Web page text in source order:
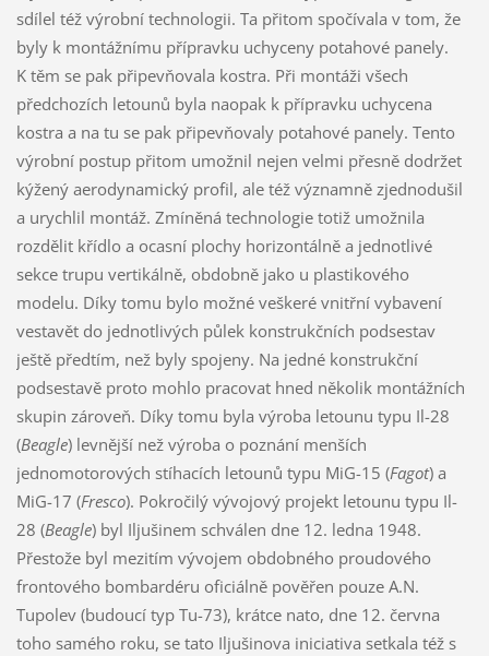
sdílel též výrobní technologii. Ta přitom spočívala v tom, že
byly k montážnímu přípravku uchyceny potahové panely.
K těm se pak připevňovala kostra. Při montáži všech
předchozích letounů byla naopak k přípravku uchycena
kostra a na tu se pak připevňovaly potahové panely. Tento
výrobní postup přitom umožnil nejen velmi přesně dodržet
kýžený aerodynamický profil, ale též významně zjednodušil
a urychlil montáž. Zmíněná technologie totiž umožnila
rozdělit křídlo a ocasní plochy horizontálně a jednotlivé
sekce trupu vertikálně, obdobně jako u plastikového
modelu. Díky tomu bylo možné veškeré vnitřní vybavení
vestavět do jednotlivých půlek konstrukčních podsestav
ještě předtím, než byly spojeny. Na jedné konstrukční
podsestavě proto mohlo pracovat hned několik montážních
skupin zároveň. Díky tomu byla výroba letounu typu Il-28
(Beagle) levnější než výroba o poznání menších
jednomotorových stíhacích letounů typu MiG-15 (Fagot) a
MiG-17 (Fresco). Pokročilý vývojový projekt letounu typu Il-
28 (Beagle) byl Iljušinem schválen dne 12. ledna 1948.
Přestože byl mezitím vývojem obdobného proudového
frontového bombardéru oficiálně pověřen pouze A.N.
Tupolev (budoucí typ Tu-73), krátce nato, dne 12. června
toho samého roku, se tato Iljušinova iniciativa setkala též s